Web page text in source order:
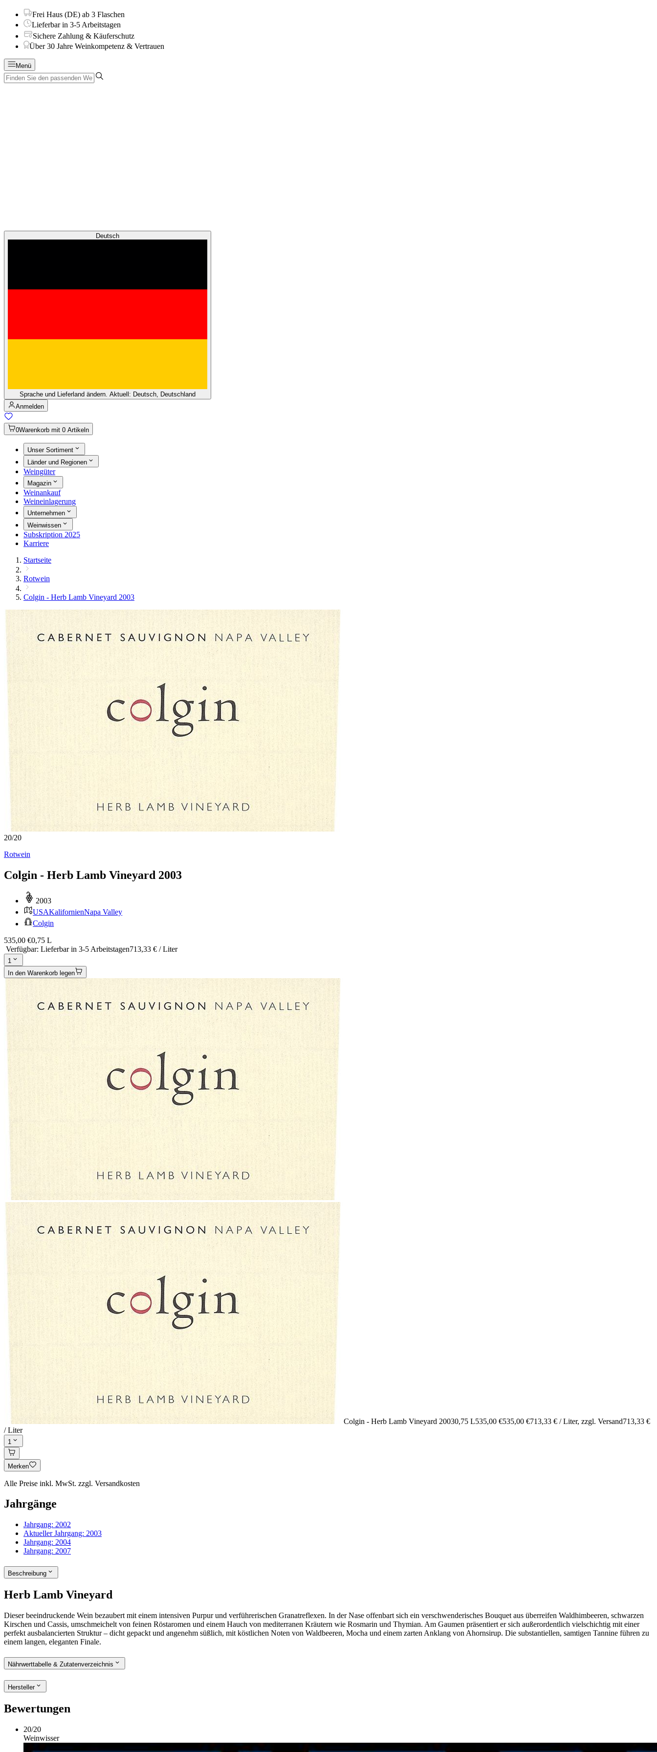
Frei Haus (DE) ab 3 Flaschen
Lieferbar in 3-5 Arbeitstagen
Sichere Zahlung & Käuferschutz
Über 30 Jahre Weinkompetenz & Vertrauen
Menü
Deutsch
Sprache und Lieferland ändern. Aktuell: Deutsch, Deutschland
Anmelden
0Warenkorb mit 0 Artikeln
Unser Sortiment
Länder und Regionen
Weingüter
Magazin
Weinankauf
Weineinlagerung
Unternehmen
Weinwissen
Subskription 2025
Karriere
Startseite
Rotwein
Colgin - Herb Lamb Vineyard 2003
20/20
Rotwein
Colgin - Herb Lamb Vineyard 2003
2003
USAKalifornienNapa Valley
Colgin
535,00 €0,75 L
Verfügbar: Lieferbar in 3-5 Arbeitstagen713,33 € / Liter
1
In den Warenkorb legen
Colgin - Herb Lamb Vineyard 20030,75 L535,00 €535,00 €713,33 € / Liter, zzgl. Versand713,33 €
/ Liter
1
Merken
Alle Preise inkl. MwSt. zzgl. Versandkosten
Jahrgänge
Jahrgang: 2002
Aktueller Jahrgang: 2003
Jahrgang: 2004
Jahrgang: 2007
Beschreibung
Herb Lamb Vineyard
Dieser beeindruckende Wein bezaubert mit einem intensiven Purpur und verführerischen Granatreflexen. In der Nase offenbart sich ein verschwenderisches Bouquet aus überreifen Waldhimbeeren, schwarzen
Kirschen und Cassis, umschmeichelt von feinen Röstaromen und einem Hauch von mediterranen Kräutern wie Rosmarin und Thymian. Am Gaumen präsentiert er sich außerordentlich vielschichtig mit einer
perfekt ausbalancierten Struktur – dicht gepackt und angenehm süßlich, mit köstlichen Noten von Waldbeeren, Mocha und einem zarten Anklang von Ahornsirup. Die substantiellen, samtigen Tannine führen zu
einem langen, eleganten Finale.
Nährwerttabelle & Zutatenverzeichnis
Hersteller
Bewertungen
20/20
Weinwisser